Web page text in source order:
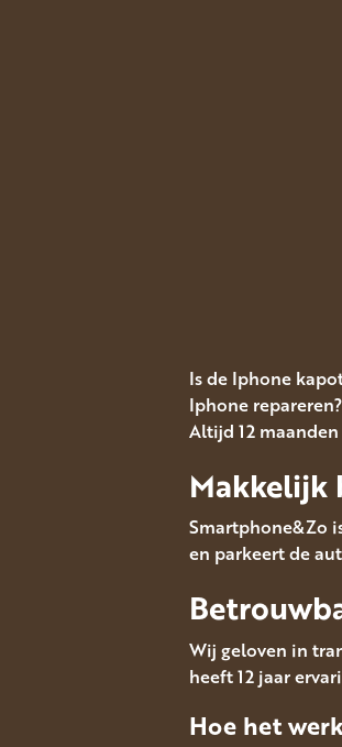
Is de Iphone
Iphone
Altijd 12
Makkelijk
Smartphone&Zo
en parkeert de
Wij geloven in
heeft 12 jaar
Hoe het